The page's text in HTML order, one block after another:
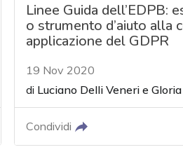
Linee Guida dell’EDPB:
o strumento d’aiuto alla
applicazione del GDPR
19 Nov 2020
di Luciano Delli Veneri e
Condividi